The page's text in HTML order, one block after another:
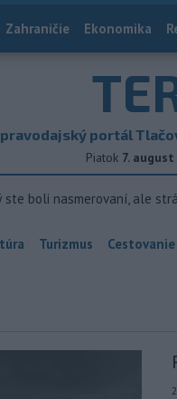
Zahraničie Ekonomika
portál
Piatok 7.
ste boli nasmerovaní, ale
Turizmus Cestovanie